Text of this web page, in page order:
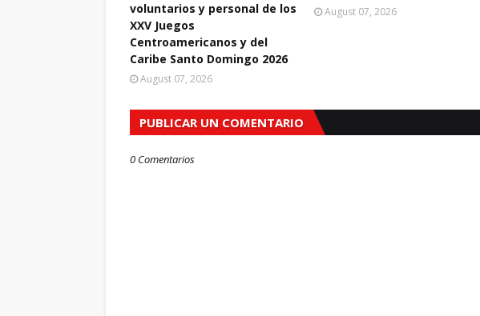
voluntarios y personal de los
XXV Juegos
Centroamericanos y del
Caribe Santo Domingo 2026
August 07, 2026
August 07, 2026
PUBLICAR UN COMENTARIO
0 Comentarios